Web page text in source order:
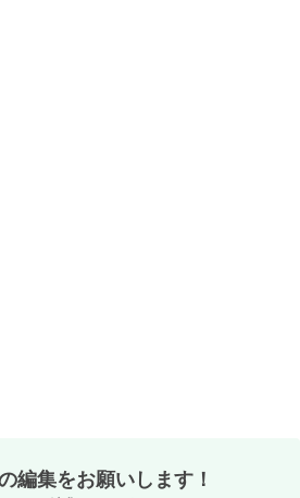
編集をお願いします！